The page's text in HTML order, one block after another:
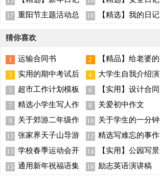
合集四篇
三篇
17 重阳节主题活动总
18
【精选】我的日记
猜你喜欢
1 运输合同书 2
【精品】给老婆的
保证书4篇
3
实用的期中考试后
的作文汇编5篇
4
大学生自我介绍演
讲稿(15篇)
5
超市工作计划模板
汇总六篇
6
【实用】设计合同
模板集锦9篇
7
精选小学生写人作
文锦集八篇
8 关爱初中作文
9
关于郊游二年级作
文300字合集八篇
10
关于学生的一分钟
自我介绍模板锦集9篇
11
张家界天子山导游
词
12 精选写难忘的事作
文400字集锦9篇
13 学校春季运动会开
幕词14篇
14
【实用】公园写景
作文300字8篇
15 通用新年祝福语集
16 励志英语演讲稿